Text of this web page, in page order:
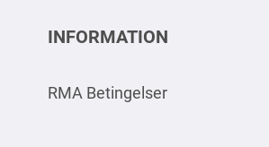
INFORMATION
RMA Betingelser